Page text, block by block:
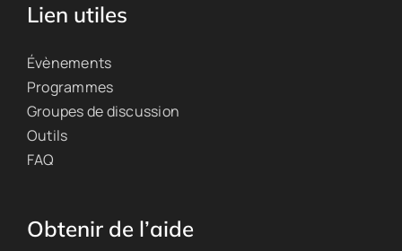
Lien utiles
Évènements
Programmes
Groupes de discussion
Outils
FAQ
Obtenir de l’aide